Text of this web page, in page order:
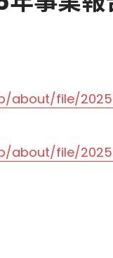
about/file/
about/file/